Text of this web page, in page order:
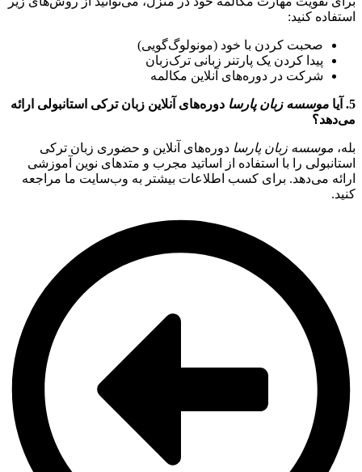
استفاده کنید:
صحبت کردن با خود (مونولوگ‌گویی)
پیدا کردن یک پارتنر زبانی ترک‌زبان
شرکت در دوره‌های آنلاین مکالمه
5. آیا موسسه زبان پارسا دوره‌های آنلاین زبان ترکی استانبولی ارائه
می‌دهد؟
بله، موسسه زبان پارسا دوره‌های آنلاین و حضوری زبان ترکی
استانبولی را با استفاده از اساتید مجرب و متدهای نوین آموزشی
ارائه می‌دهد. برای کسب اطلاعات بیشتر به وب‌سایت ما مراجعه
کنید.